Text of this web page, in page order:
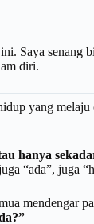
ini. Saya senang
diri.
yang
hanya
“ada”, juga
mendengar